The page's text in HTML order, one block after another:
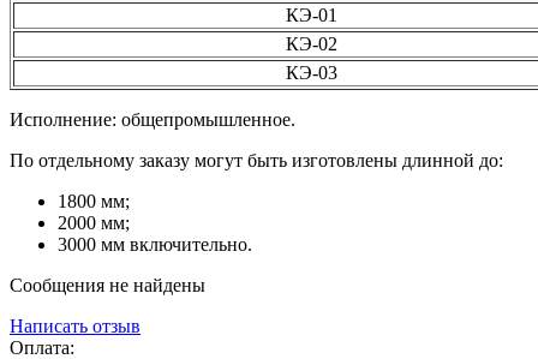
КЭ-01
КЭ-02
КЭ-03
Исполнение: общепромышленное.
По отдельному заказу могут быть изготовлены длинной до:
1800 мм;
2000 мм;
3000 мм включительно.
Сообщения не найдены
Написать отзыв
Оплата: